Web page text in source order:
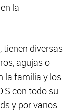
la
tienen diversas
agujas o
la familia y los
con todo su
y por varios